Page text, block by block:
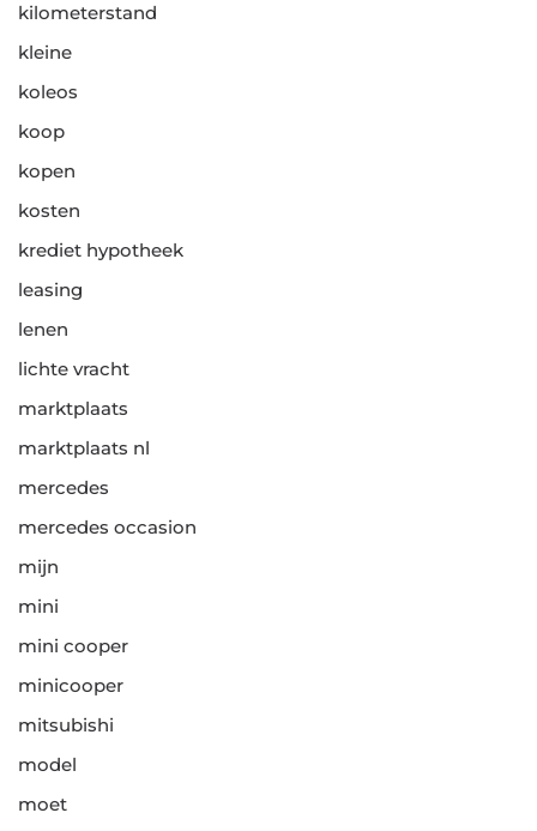
kilometerstand
kleine
koleos
koop
kopen
kosten
krediet hypotheek
leasing
lenen
lichte vracht
marktplaats
marktplaats nl
mercedes
mercedes occasion
mijn
mini
mini cooper
minicooper
mitsubishi
model
moet